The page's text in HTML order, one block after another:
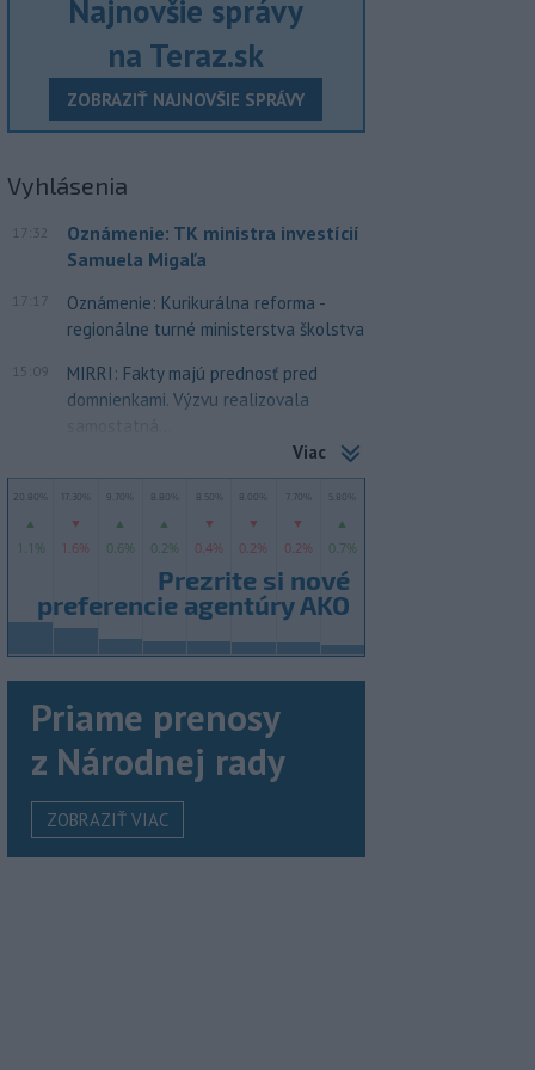
Najnovšie správy
na Teraz.sk
ZOBRAZIŤ NAJNOVŠIE SPRÁVY
Vyhlásenia
17:32
Oznámenie: TK ministra investícií
Samuela Migaľa
17:17
Oznámenie: Kurikurálna reforma -
regionálne turné ministerstva školstva
15:09
MIRRI: Fakty majú prednosť pred
domnienkami. Výzvu realizovala
samostatná...
Viac
Priame prenosy
z Národnej rady
ZOBRAZIŤ VIAC